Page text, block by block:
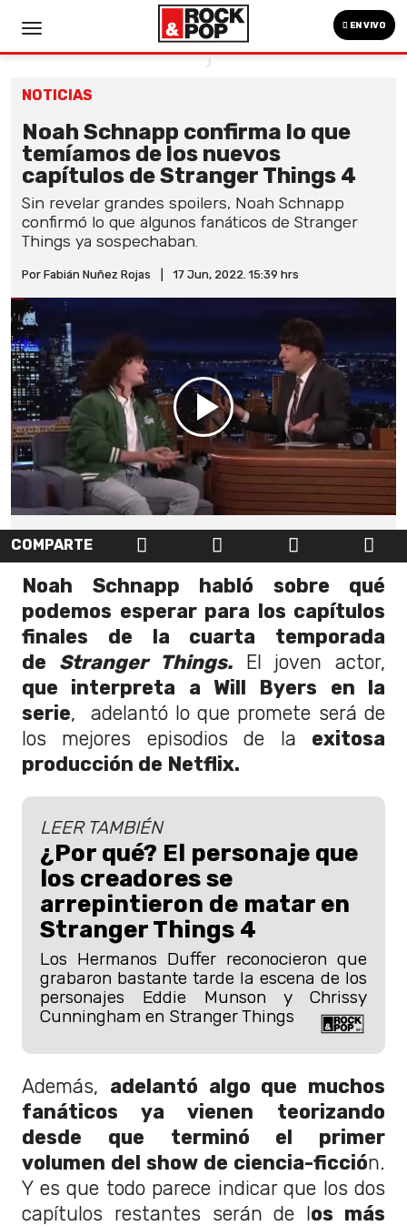
EN VIVO
NOTICIAS
Noah Schnapp confirma lo que
temíamos de los nuevos
capítulos de Stranger Things 4
Sin revelar grandes spoilers, Noah Schnapp
confirmó lo que algunos fanáticos de Stranger
Things ya sospechaban.
Por Fabián Nuñez Rojas 17 Jun, 2022. 15:39 hrs
COMPARTE
Noah Schnapp habló sobre qué
podemos esperar para los capítulos
finales de la cuarta temporada
de Stranger Things.
El joven actor,
que interpreta a Will Byers en la
serie, adelantó lo que promete será de
los mejores episodios de la exitosa
producción de Netflix.
LEER TAMBIÉN
¿Por qué? El personaje que
los creadores se
arrepintieron de matar en
Stranger Things 4
Los Hermanos Duffer reconocieron que
grabaron bastante tarde la escena de los
personajes Eddie Munson y Chrissy
Cunningham en Stranger Things
Además, adelantó algo que muchos
fanáticos ya vienen teorizando
desde que terminó el primer
volumen del show de ciencia-ficción.
Y es que todo parece indicar que los dos
capítulos restantes serán de los más